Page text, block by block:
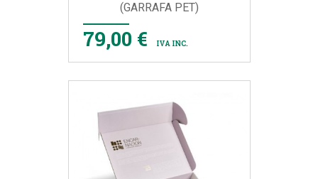
(GARRAFA PET)
79,00 € IVA INC.